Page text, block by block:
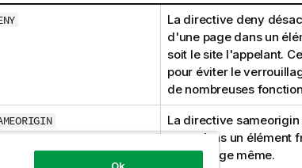
La directive deny
d'une page dans un
soit le site l'appelant.
pour éviter le
de nombreuses
La directive
page dans un élément
que la page même.